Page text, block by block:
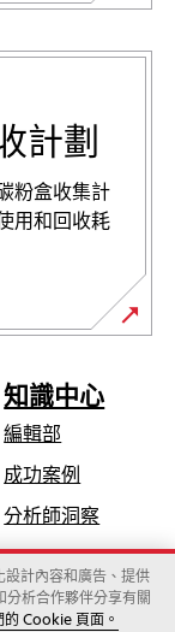
計劃
粉盒收集計
用和回收耗
知識中心
編輯部
成功案例
分析師洞察
計內容和廣告、提供
析合作夥伴分享有關
Cookie 頁面。